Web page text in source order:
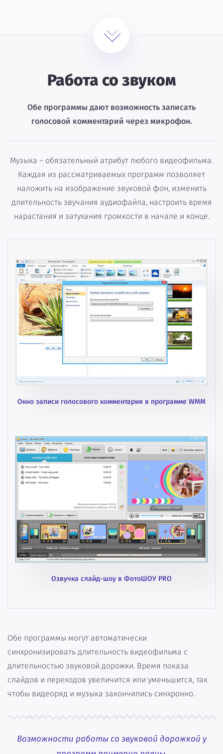
Работа со звуком
Обе программы дают возможность записать
голосовой комментарий через микрофон.
Музыка – обязательный атрибут любого видеофильма.
Каждая из рассматриваемых программ позволяет
наложить на изображение звуковой фон, изменить
длительность звучания аудиофайла, настроить время
нарастания и затухания громкости в начале и конце.
Окно записи голосового комментария в программе WMM
Озвучка слайд-шоу в ФотоШОУ PRO
Обе программы могут автоматически
синхронизировать длительность видеофильма с
длительностью звуковой дорожки. Время показа
слайдов и переходов увеличится или уменьшится, так
чтобы видеоряд и музыка закончились синхронно.
Возможности работы со звуковой дорожкой у